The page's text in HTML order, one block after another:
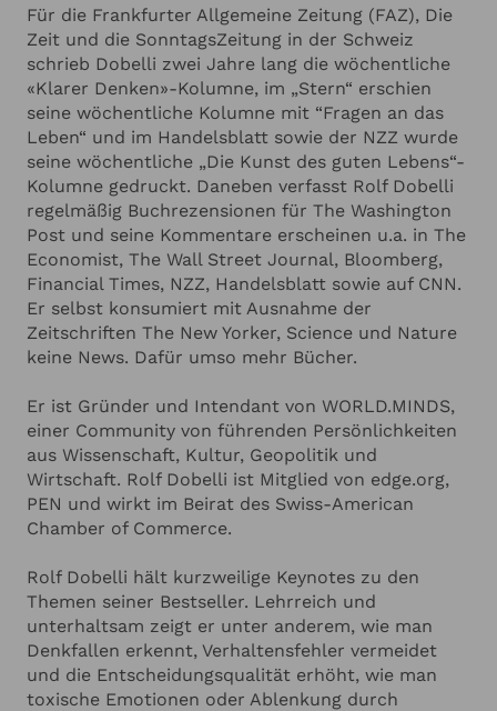
Für die Frankfurter Allgemeine Zeitung (FAZ), Die
Zeit und die SonntagsZeitung in der Schweiz
schrieb Dobelli zwei Jahre lang die wöchentliche
«Klarer Denken»-Kolumne, im „Stern“ erschien
seine wöchentliche Kolumne mit “Fragen an das
Leben“ und im Handelsblatt sowie der NZZ wurde
seine wöchentliche „Die Kunst des guten Lebens“-
Kolumne gedruckt. Daneben verfasst Rolf Dobelli
regelmäßig Buchrezensionen für The Washington
Post und seine Kommentare erscheinen u.a. in The
Economist, The Wall Street Journal, Bloomberg,
Financial Times, NZZ, Handelsblatt sowie auf CNN.
Er selbst konsumiert mit Ausnahme der
Zeitschriften The New Yorker, Science und Nature
keine News. Dafür umso mehr Bücher.
Er ist Gründer und Intendant von WORLD.MINDS,
einer Community von führenden Persönlichkeiten
aus Wissenschaft, Kultur, Geopolitik und
Wirtschaft. Rolf Dobelli ist Mitglied von edge.org,
PEN und wirkt im Beirat des Swiss-American
Chamber of Commerce.
Rolf Dobelli hält kurzweilige Keynotes zu den
Themen seiner Bestseller. Lehrreich und
unterhaltsam zeigt er unter anderem, wie man
Denkfallen erkennt, Verhaltensfehler vermeidet
und die Entscheidungsqualität erhöht, wie man
toxische Emotionen oder Ablenkung durch